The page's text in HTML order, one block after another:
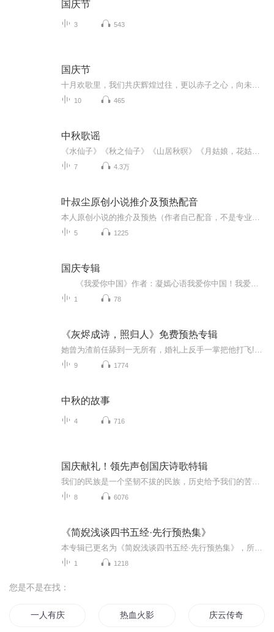
国庆节
3 543
国庆节
10 465
中秋歌谣
7 4.3万
叶叔尘原创小说推介及预热配音
5 1225
国庆专辑
1 78
《灰烬成诗，照归人》免费预热专辑
9 1774
中秋的故事
4 716
国庆献礼！领先声创国庆诗歌特辑
8 6076
《简婗浅谈四书五经·先行预热集》
1 1218
您是不是在找：
一人有庆 热血火影 庆云传奇